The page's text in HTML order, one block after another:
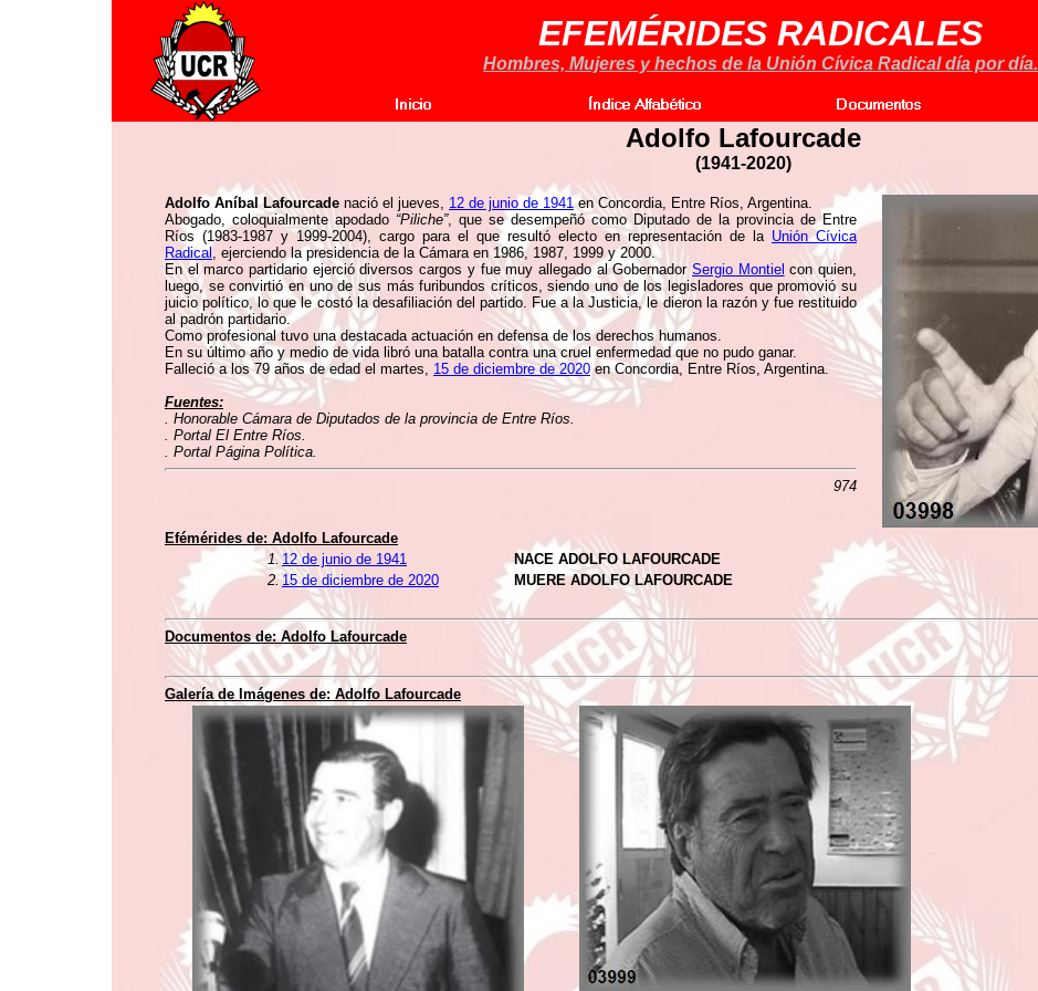
EFEMÉRIDES RADICALES
Hombres, Mujeres y hechos de la Unión Cívica Radical día por día.
Adolfo Lafourcade
(1941-2020)
Adolfo Aníbal Lafourcade nació el jueves, 12 de junio de 1941en Concordia, Entre Ríos, Argentina.
Abogado, coloquialmente apodado “Piliche”, que se desempeñó como Diputado de la provincia de Entre
Ríos (1983-1987 y 1999-2004), cargo para el que resultó electo en representación de la Unión Cívica
Radical , ejerciendo la presidencia de la Cámara en 1986, 1987, 1999 y 2000.
En el marco partidario ejerció diversos cargos y fue muy allegado al Gobernador Sergio Montiel con quien,
luego, se convirtió en uno de sus más furibundos críticos, siendo uno de los legisladores que promovió su
juicio político, lo que le costó la desafiliación del partido. Fue a la Justicia, le dieron la razón y fue restituido
al padrón partidario.
Como profesional tuvo una destacada actuación en defensa de los derechos humanos.
En su último año y medio de vida libró una batalla contra una cruel enfermedad que no pudo ganar.
Falleció a los 79 años de edad el martes, 15 de diciembre de 2020en Concordia, Entre Ríos, Argentina.
Fuentes:
. Honorable Cámara de Diputados de la provincia de Entre Ríos.
. Portal El Entre Ríos.
. Portal Página Política.
974
Efémérides de: Adolfo Lafourcade
1. 12 de junio de 1941
NACE ADOLFO LAFOURCADE
2.15 de diciembre de 2020 MUERE ADOLFO LAFOURCADE
Documentos de: Adolfo Lafourcade
Galería de Imágenes de: Adolfo Lafourcade